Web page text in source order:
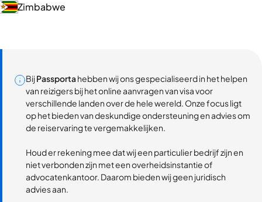
Zimbabwe
BijPassportahebben wij ons gespecialiseerd in het helpen
van reizigers bij het online aanvragen van visa voor
verschillende landen over de hele wereld. Onze focus ligt
op het bieden van deskundige ondersteuning en advies om
de reiservaring te vergemakkelijken.
Houd er rekening mee dat wij een particulier bedrijf zijn en
niet verbonden zijn met een overheidsinstantie of
advocatenkantoor. Daarom bieden wij geen juridisch
advies aan.